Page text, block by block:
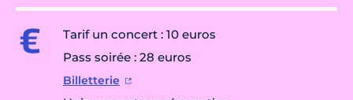
Tarif un concert : 10 euros
Pass soirée : 28 euros
Billetterie